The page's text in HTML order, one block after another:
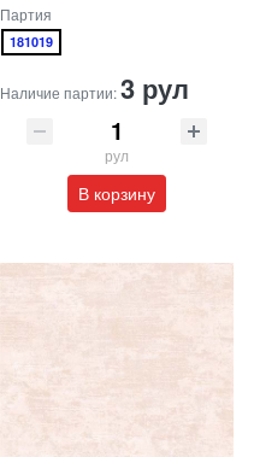
Партия
181019
Наличие партии:3 рул
рул
В корзину